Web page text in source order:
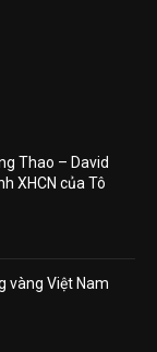
Thao – David
XHCN của Tô
vàng Việt Nam